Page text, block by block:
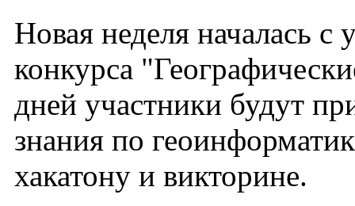
Новая неделя началась
конкурса
дней участники будут
знания по
хакатону и викторине.